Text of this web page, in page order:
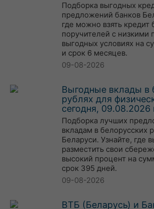
Подборка выгодных
предложений банков
где можно взять кредит
поручителей с низкими
выгодных условиях на
и срок 6 месяцев.
09-08-2026
Выгодные вклады в
рублях для
сегодня, 09.08.2026
Подборка лучших
вкладам в белорусских
Беларуси. Узнайте, где
разместить свои
высокий процент на
срок 395 дней.
09-08-2026
ВТБ (Беларусь) и